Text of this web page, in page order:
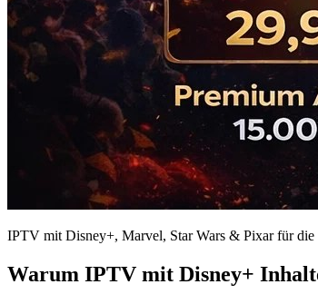
IPTV mit Disney+, Marvel, Star Wars & Pixar für die
Warum IPTV mit Disney+